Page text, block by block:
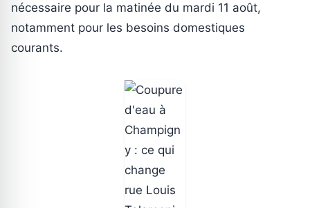
nécessaire pour la matinée du mardi 11 août,
notamment pour les besoins domestiques
courants.